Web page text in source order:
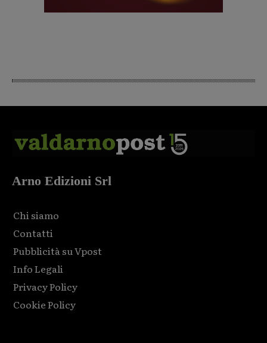
Arno Edizioni Srl
Chi siamo
Contatti
Pubblicità su Vpost
Info Legali
Privacy Policy
Cookie Policy